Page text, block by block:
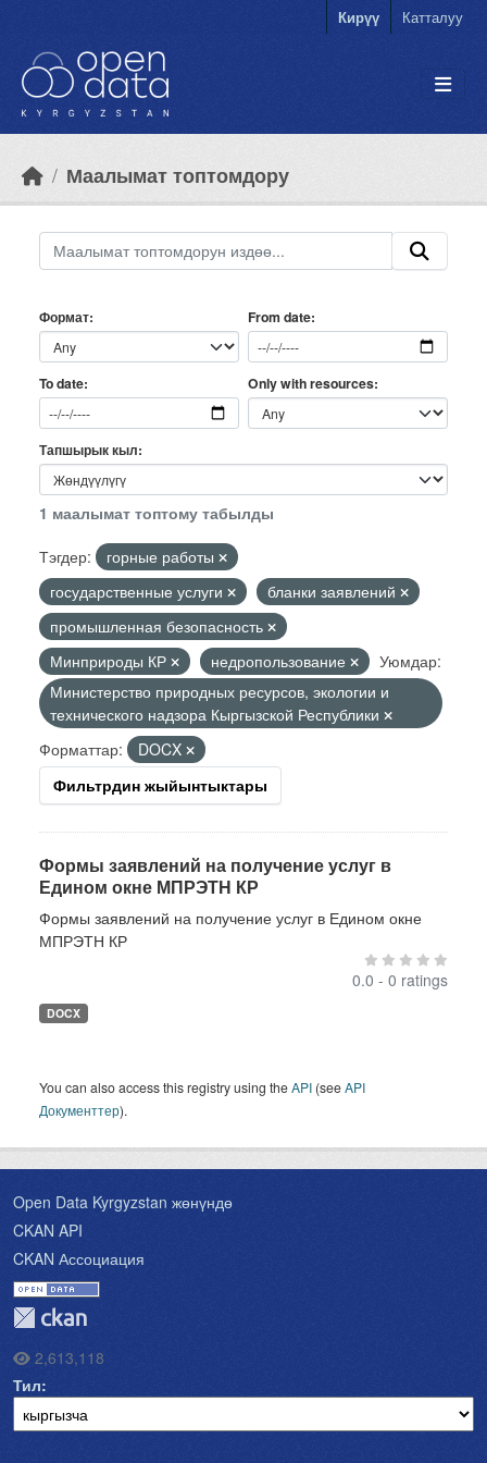
Кирүү Катталуу
Маалымат топтомдору
Формат From date
To date Only with resources
Тапшырык кыл
1 маалымат топтому табылды
Тэгдер:
горные работы
государственные услуги
бланки заявлений
промышленная безопасность
Минприроды КР
недропользование
Уюмдар:
Министерство природных ресурсов, экологии и
технического надзора Кыргызской Республики
Форматтар:
DOCX
Фильтрдин жыйынтыктары
Формы заявлений на получение услуг в
Едином окне МПРЭТН КР
Формы заявлений на получение услуг в Едином окне
МПРЭТН КР
0.0 - 0 ratings
DOCX
You can also access this registry using theAPI (seeAPI
Документтер).
Open Data Kyrgyzstan жөнүндө
CKAN API
CKAN Ассоциация
2,613,118
Тил